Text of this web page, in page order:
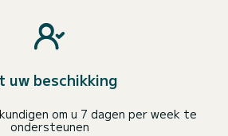
uw beschikking
om u 7 dagen per week te
ondersteunen